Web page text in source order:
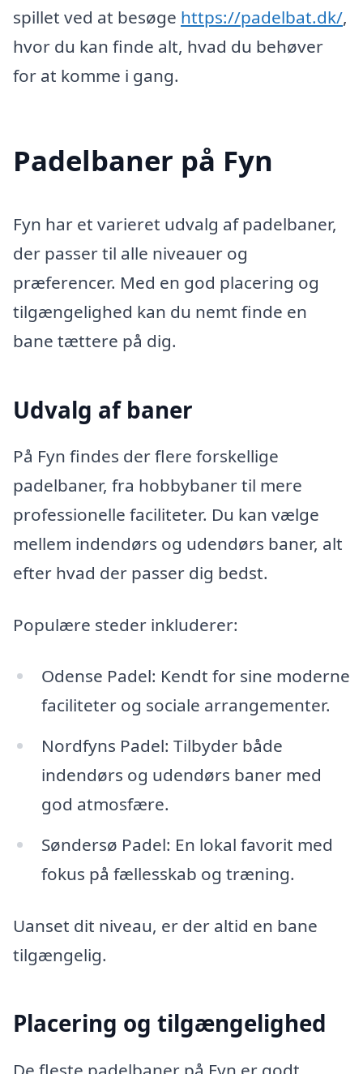
spillet ved at besøge https://padelbat.dk/,
hvor du kan finde alt, hvad du behøver
for at komme i gang.
Padelbaner på Fyn
Fyn har et varieret udvalg af padelbaner,
der passer til alle niveauer og
præferencer. Med en god placering og
tilgængelighed kan du nemt finde en
bane tættere på dig.
Udvalg af baner
På Fyn findes der flere forskellige
padelbaner, fra hobbybaner til mere
professionelle faciliteter. Du kan vælge
mellem indendørs og udendørs baner, alt
efter hvad der passer dig bedst.
Populære steder inkluderer:
Odense Padel: Kendt for sine moderne
faciliteter og sociale arrangementer.
Nordfyns Padel: Tilbyder både
indendørs og udendørs baner med
god atmosfære.
Søndersø Padel: En lokal favorit med
fokus på fællesskab og træning.
Uanset dit niveau, er der altid en bane
tilgængelig.
Placering og tilgængelighed